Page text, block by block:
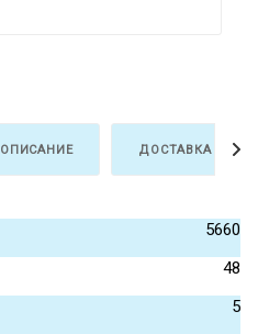
ОПИСАНИЕ ДОСТАВКА И
5660
48
5